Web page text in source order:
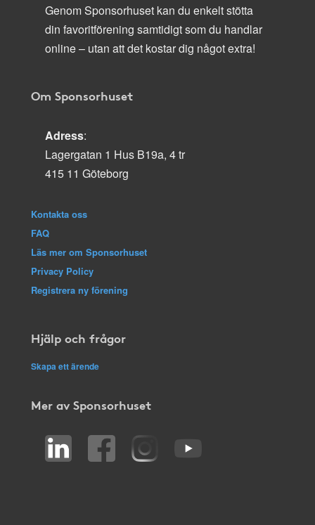
Genom Sponsorhuset kan du enkelt stötta
din favoritförening samtidigt som du handlar
online – utan att det kostar dig något extra!
Om Sponsorhuset
Adress:
Lagergatan 1 Hus B19a, 4 tr
415 11 Göteborg
Kontakta oss
FAQ
Läs mer om Sponsorhuset
Privacy Policy
Registrera ny förening
Hjälp och frågor
Skapa ett ärende
Mer av Sponsorhuset